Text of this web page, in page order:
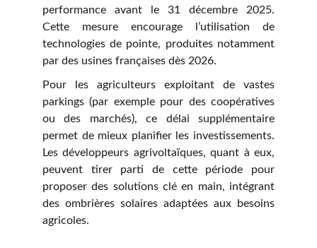
performance avant le 31 décembre 2025.
Cette mesure encourage l’utilisation de
technologies de pointe, produites notamment
par des usines françaises dès 2026.
Pour les agriculteurs exploitant de vastes
parkings (par exemple pour des coopératives
ou des marchés), ce délai supplémentaire
permet de mieux planifier les investissements.
Les développeurs agrivoltaïques, quant à eux,
peuvent tirer parti de cette période pour
proposer des solutions clé en main, intégrant
des ombrières solaires adaptées aux besoins
agricoles.